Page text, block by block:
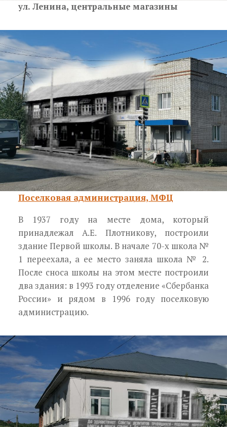
ул. Ленина, центральные магазины
Поселковая администрация, МФЦ
В 1937 году на месте дома, который
принадлежал А.Е. Плотникову, построили
здание Первой школы. В начале 70-х школа №
1 переехала, а ее место заняла школа № 2.
После сноса школы на этом месте построили
два здания: в 1993 году отделение «Сбербанка
России» и рядом в 1996 году поселковую
администрацию.